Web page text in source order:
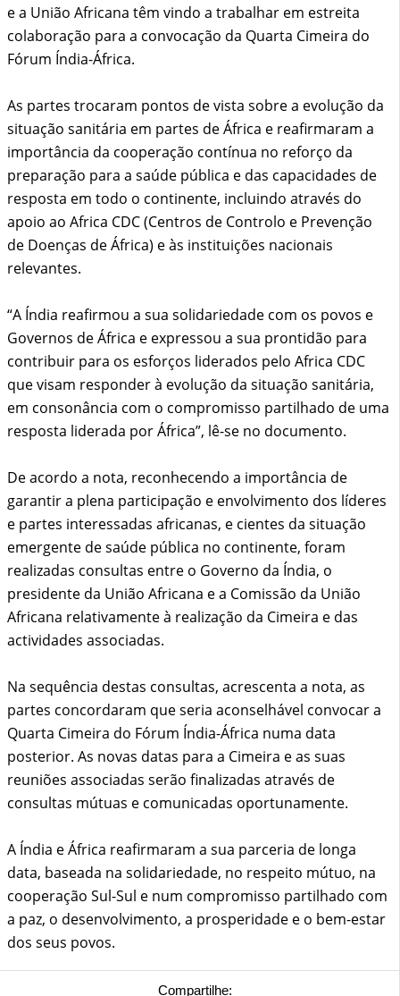
e a União Africana têm vindo a trabalhar em estreita
colaboração para a convocação da Quarta Cimeira do
Fórum Índia-África.
As partes trocaram pontos de vista sobre a evolução da
situação sanitária em partes de África e reafirmaram a
importância da cooperação contínua no reforço da
preparação para a saúde pública e das capacidades de
resposta em todo o continente, incluindo através do
apoio ao Africa CDC (Centros de Controlo e Prevenção
de Doenças de África) e às instituições nacionais
relevantes.
“A Índia reafirmou a sua solidariedade com os povos e
Governos de África e expressou a sua prontidão para
contribuir para os esforços liderados pelo Africa CDC
que visam responder à evolução da situação sanitária,
em consonância com o compromisso partilhado de uma
resposta liderada por África”, lê-se no documento.
De acordo a nota, reconhecendo a importância de
garantir a plena participação e envolvimento dos líderes
e partes interessadas africanas, e cientes da situação
emergente de saúde pública no continente, foram
realizadas consultas entre o Governo da Índia, o
presidente da União Africana e a Comissão da União
Africana relativamente à realização da Cimeira e das
actividades associadas.
Na sequência destas consultas, acrescenta a nota, as
partes concordaram que seria aconselhável convocar a
Quarta Cimeira do Fórum Índia-África numa data
posterior. As novas datas para a Cimeira e as suas
reuniões associadas serão finalizadas através de
consultas mútuas e comunicadas oportunamente.
A Índia e África reafirmaram a sua parceria de longa
data, baseada na solidariedade, no respeito mútuo, na
cooperação Sul-Sul e num compromisso partilhado com
a paz, o desenvolvimento, a prosperidade e o bem-estar
dos seus povos.
Compartilhe: